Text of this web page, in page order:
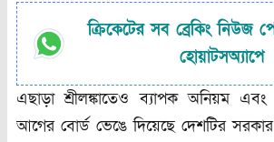
ক্রিকেটের সব ব্রেকিং নিউজ
হোয়াটসঅ্যাপে
এছাড়া শ্রীলঙ্কাতেও ব্যাপক অনিয়ম এবং
আগের বোর্ড ভেঙে দিয়েছে দেশটির